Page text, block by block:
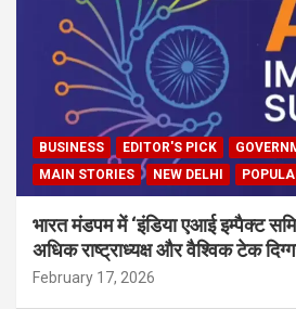
BUSINESS EDITOR'S PICK
MAIN STORIES
NEW DELHI
भारत मंडपम में ‘इंडिया एआई इम्पैक्ट
अधिक राष्ट्राध्यक्ष और वैश्विक टेक
February 17, 2026